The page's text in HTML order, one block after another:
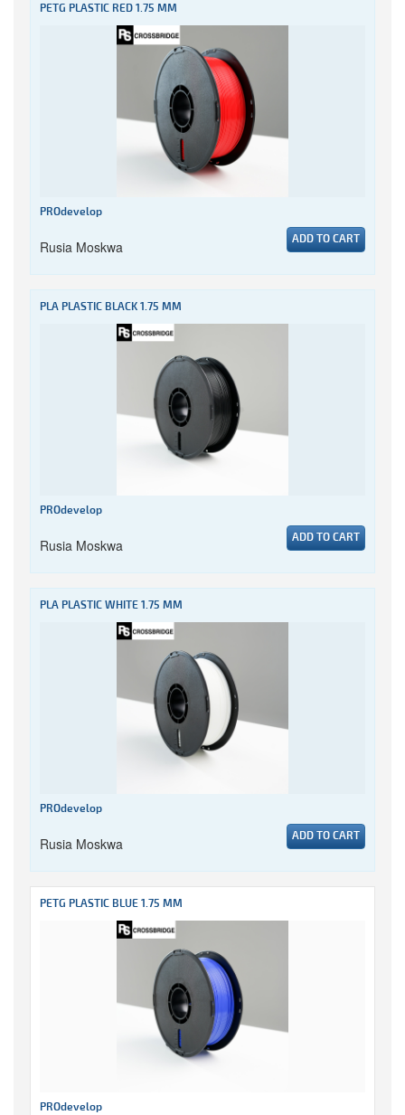
PETG PLASTIC RED 1.75 MM
PROdevelop
Rusia Moskwa ADD TO CART
PLA PLASTIC BLACK 1.75 MM
PROdevelop
Rusia Moskwa ADD TO CART
PLA PLASTIC WHITE 1.75 MM
PROdevelop
Rusia Moskwa ADD TO CART
PETG PLASTIC BLUE 1.75 MM
PROdevelop